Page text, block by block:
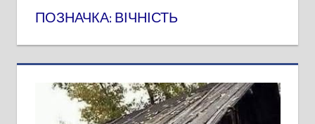
ПОЗНАЧКА:ВІЧНІСТЬ